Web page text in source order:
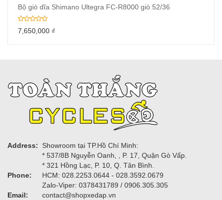
Bộ giò dĩa Shimano Ultegra FC-R8000 giò 52/36
7,650,000 ₫
Address:
Showroom tại TP.Hồ Chí Minh:
* 537/8B Nguyễn Oanh, , P. 17, Quận Gò Vấp.
* 321 Hồng Lạc, P. 10, Q. Tân Bình.
Phone:
HCM: 028.2253.0644 - 028.3592.0679
Zalo-Viper: 0378431789 / 0906.305.305
Email:
contact@shopxedap.vn